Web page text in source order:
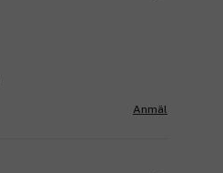
Anmäl